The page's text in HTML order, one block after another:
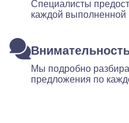
Специалисты
каждой выполненной
Мы подробно
предложения по